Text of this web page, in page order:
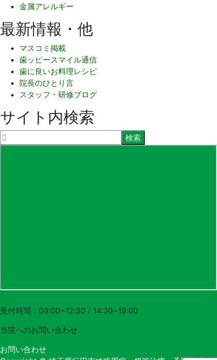
金属アレルギー
最新情報・他
マスコミ掲載
歯ッピースマイル通信
歯に良いお料理レシピ
院長のひとり言
スタッフ・研修ブログ
サイト内検索
受付時間：09:00~12:30 / 14:30~19:00
当院へのお問い合わせ
お問い合わせ